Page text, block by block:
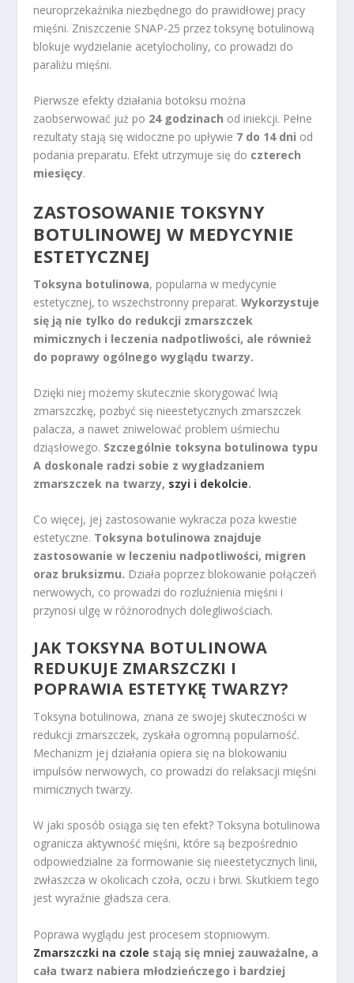
neuroprzekaźnika niezbędnego do prawidłowej pracy
mięśni. Zniszczenie SNAP-25 przez toksynę botulinową
blokuje wydzielanie acetylocholiny, co prowadzi do
paraliżu mięśni.
Pierwsze efekty działania botoksu można
zaobserwować już po 24 godzinach od iniekcji. Pełne
rezultaty stają się widoczne po upływie 7 do 14 dni od
podania preparatu. Efekt utrzymuje się do czterech
miesięcy.
ZASTOSOWANIE TOKSYNY
BOTULINOWEJ W MEDYCYNIE
ESTETYCZNEJ
Toksyna botulinowa, popularna w medycynie
estetycznej, to wszechstronny preparat.Wykorzystuje
się ją nie tylko do redukcji zmarszczek
mimicznych i leczenia nadpotliwości, ale również
do poprawy ogólnego wyglądu twarzy.
Dzięki niej możemy skutecznie skorygować lwią
zmarszczkę, pozbyć się nieestetycznych zmarszczek
palacza, a nawet zniwelować problem uśmiechu
dziąsłowego. Szczególnie toksyna botulinowa typu
A doskonale radzi sobie z wygładzaniem
zmarszczek na twarzy, szyi i dekolcie.
Co więcej, jej zastosowanie wykracza poza kwestie
estetyczne. Toksyna botulinowa znajduje
zastosowanie w leczeniu nadpotliwości, migren
oraz bruksizmu. Działa poprzez blokowanie połączeń
nerwowych, co prowadzi do rozluźnienia mięśni i
przynosi ulgę w różnorodnych dolegliwościach.
JAK TOKSYNA BOTULINOWA
REDUKUJE ZMARSZCZKI I
POPRAWIA ESTETYKĘ TWARZY?
Toksyna botulinowa, znana ze swojej skuteczności w
redukcji zmarszczek, zyskała ogromną popularność.
Mechanizm jej działania opiera się na blokowaniu
impulsów nerwowych, co prowadzi do relaksacji mięśni
mimicznych twarzy.
W jaki sposób osiąga się ten efekt? Toksyna botulinowa
ogranicza aktywność mięśni, które są bezpośrednio
odpowiedzialne za formowanie się nieestetycznych linii,
zwłaszcza w okolicach czoła, oczu i brwi. Skutkiem tego
jest wyraźnie gładsza cera.
Poprawa wyglądu jest procesem stopniowym.
Zmarszczki na czole stają się mniej zauważalne, a
cała twarz nabiera młodzieńczego i bardziej